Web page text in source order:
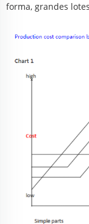
forma, grandes